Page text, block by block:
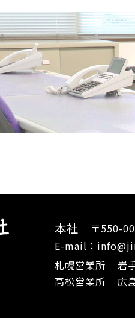
本社 〒550-
E-mail：
札幌営業所
岩
高松営業所
広